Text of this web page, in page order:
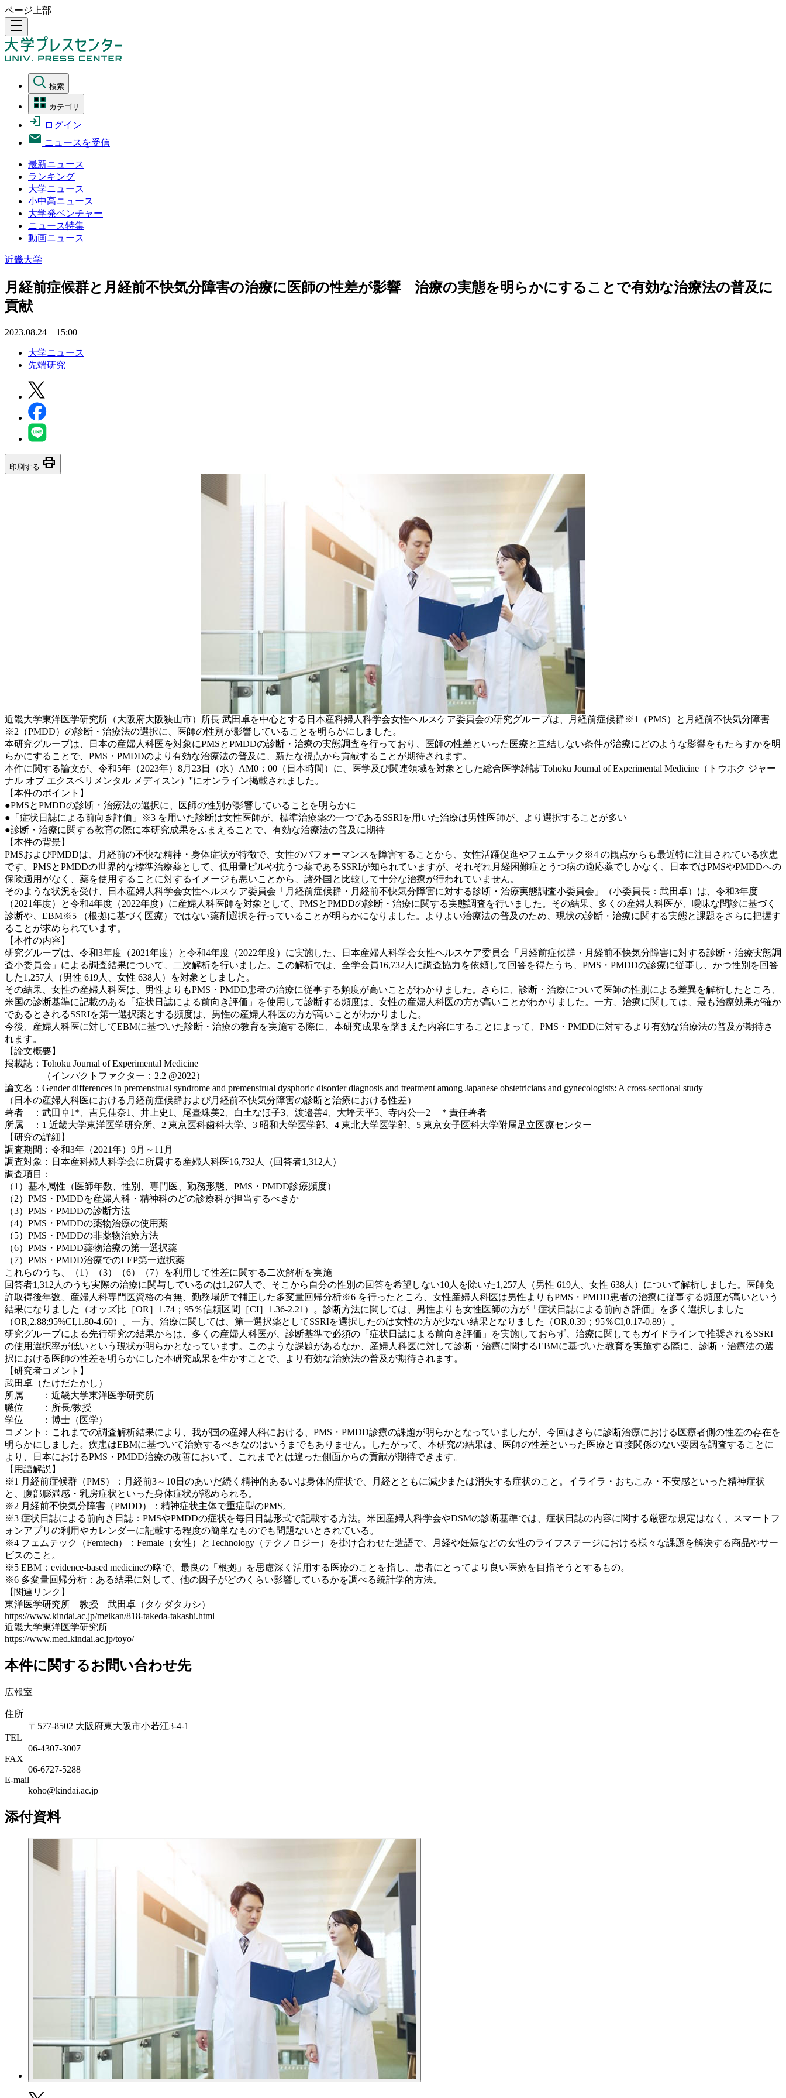
ページ上部
density_medium
検索
カテゴリ
ログイン
ニュースを受信
最新ニュース
ランキング
大学ニュース
小中高ニュース
大学発ベンチャー
ニュース特集
動画ニュース
近畿大学
月経前症候群と月経前不快気分障害の治療に医師の性差が影響 治療の実態を明らかにすることで有効な治療法の普及に
貢献
2023.08.24 15:00
大学ニュース
先端研究
印刷する print
近畿大学東洋医学研究所（大阪府大阪狭山市）所長 武田卓を中心とする日本産科婦人科学会女性ヘルスケア委員会の研究グループは、月経前症候群※1（PMS）と月経前不快気分障害
※2（PMDD）の診断・治療法の選択に、医師の性別が影響していることを明らかにしました。
本研究グループは、日本の産婦人科医を対象にPMSとPMDDの診断・治療の実態調査を行っており、医師の性差といった医療と直結しない条件が治療にどのような影響をもたらすかを明
らかにすることで、PMS・PMDDのより有効な治療法の普及に、新たな視点から貢献することが期待されます。
本件に関する論文が、令和5年（2023年）8月23日（水）AM0：00（日本時間）に、医学及び関連領域を対象とした総合医学雑誌''Tohoku Journal of Experimental Medicine（トウホク ジャー
ナル オブ エクスペリメンタル メディスン）''にオンライン掲載されました。
【本件のポイント】
●PMSとPMDDの診断・治療法の選択に、医師の性別が影響していることを明らかに
●「症状日誌による前向き評価」※3 を用いた診断は女性医師が、標準治療薬の一つであるSSRIを用いた治療は男性医師が、より選択することが多い
●診断・治療に関する教育の際に本研究成果をふまえることで、有効な治療法の普及に期待
【本件の背景】
PMSおよびPMDDは、月経前の不快な精神・身体症状が特徴で、女性のパフォーマンスを障害することから、女性活躍促進やフェムテック※4 の観点からも最近特に注目されている疾患
です。PMSとPMDDの世界的な標準治療薬として、低用量ピルや抗うつ薬であるSSRIが知られていますが、それぞれ月経困難症とうつ病の適応薬でしかなく、日本ではPMSやPMDDへの
保険適用がなく、薬を使用することに対するイメージも悪いことから、諸外国と比較して十分な治療が行われていません。
そのような状況を受け、日本産婦人科学会女性ヘルスケア委員会「月経前症候群・月経前不快気分障害に対する診断・治療実態調査小委員会」（小委員長：武田卓）は、令和3年度
（2021年度）と令和4年度（2022年度）に産婦人科医師を対象として、PMSとPMDDの診断・治療に関する実態調査を行いました。その結果、多くの産婦人科医が、曖昧な問診に基づく
診断や、EBM※5 （根拠に基づく医療）ではない薬剤選択を行っていることが明らかになりました。よりよい治療法の普及のため、現状の診断・治療に関する実態と課題をさらに把握す
ることが求められています。
【本件の内容】
研究グループは、令和3年度（2021年度）と令和4年度（2022年度）に実施した、日本産婦人科学会女性ヘルスケア委員会「月経前症候群・月経前不快気分障害に対する診断・治療実態調
査小委員会」による調査結果について、二次解析を行いました。この解析では、全学会員16,732人に調査協力を依頼して回答を得たうち、PMS・PMDDの診療に従事し、かつ性別を回答
した1,257人（男性 619人、女性 638人）を対象としました。
その結果、女性の産婦人科医は、男性よりもPMS・PMDD患者の治療に従事する頻度が高いことがわかりました。さらに、診断・治療について医師の性別による差異を解析したところ、
米国の診断基準に記載のある「症状日誌による前向き評価」を使用して診断する頻度は、女性の産婦人科医の方が高いことがわかりました。一方、治療に関しては、最も治療効果が確か
であるとされるSSRIを第一選択薬とする頻度は、男性の産婦人科医の方が高いことがわかりました。
今後、産婦人科医に対してEBMに基づいた診断・治療の教育を実施する際に、本研究成果を踏まえた内容にすることによって、PMS・PMDDに対するより有効な治療法の普及が期待さ
れます。
【論文概要】
掲載誌：Tohoku Journal of Experimental Medicine
（インパクトファクター：2.2 @2022）
論文名：Gender differences in premenstrual syndrome and premenstrual dysphoric disorder diagnosis and treatment among Japanese obstetricians and gynecologists: A cross-sectional study
（日本の産婦人科医における月経前症候群および月経前不快気分障害の診断と治療における性差）
著者 ：武田卓1*、吉見佳奈1、井上史1、尾臺珠美2、白土なほ子3、渡邉善4、大坪天平5、寺内公一2 ＊責任著者
所属 ：1 近畿大学東洋医学研究所、2 東京医科歯科大学、3 昭和大学医学部、4 東北大学医学部、5 東京女子医科大学附属足立医療センター
【研究の詳細】
調査期間：令和3年（2021年）9月～11月
調査対象：日本産科婦人科学会に所属する産婦人科医16,732人（回答者1,312人）
調査項目：
（1）基本属性（医師年数、性別、専門医、勤務形態、PMS・PMDD診療頻度）
（2）PMS・PMDDを産婦人科・精神科のどの診療科が担当するべきか
（3）PMS・PMDDの診断方法
（4）PMS・PMDDの薬物治療の使用薬
（5）PMS・PMDDの非薬物治療方法
（6）PMS・PMDD薬物治療の第一選択薬
（7）PMS・PMDD治療でのLEP第一選択薬
これらのうち、（1）（3）（6）（7）を利用して性差に関する二次解析を実施
回答者1,312人のうち実際の治療に関与しているのは1,267人で、そこから自分の性別の回答を希望しない10人を除いた1,257人（男性 619人、女性 638人）について解析しました。医師免
許取得後年数、産婦人科専門医資格の有無、勤務場所で補正した多変量回帰分析※6 を行ったところ、女性産婦人科医は男性よりもPMS・PMDD患者の治療に従事する頻度が高いという
結果になりました（オッズ比［OR］1.74；95％信頼区間［CI］1.36-2.21）。診断方法に関しては、男性よりも女性医師の方が「症状日誌による前向き評価」を多く選択しました
（OR,2.88;95%CI,1.80-4.60）。一方、治療に関しては、第一選択薬としてSSRIを選択したのは女性の方が少ない結果となりました（OR,0.39；95％CI,0.17-0.89）。
研究グループによる先行研究の結果からは、多くの産婦人科医が、診断基準で必須の「症状日誌による前向き評価」を実施しておらず、治療に関してもガイドラインで推奨されるSSRI
の使用選択率が低いという現状が明らかとなっています。このような課題があるなか、産婦人科医に対して診断・治療に関するEBMに基づいた教育を実施する際に、診断・治療法の選
択における医師の性差を明らかにした本研究成果を生かすことで、より有効な治療法の普及が期待されます。
【研究者コメント】
武田卓（たけだたかし）
所属 ：近畿大学東洋医学研究所
職位 ：所長/教授
学位 ：博士（医学）
コメント：これまでの調査解析結果により、我が国の産婦人科における、PMS・PMDD診療の課題が明らかとなっていましたが、今回はさらに診断治療における医療者側の性差の存在を
明らかにしました。疾患はEBMに基づいて治療するべきなのはいうまでもありません。したがって、本研究の結果は、医師の性差といった医療と直接関係のない要因を調査することに
より、日本におけるPMS・PMDD治療の改善において、これまでとは違った側面からの貢献が期待できます。
【用語解説】
※1 月経前症候群（PMS）：月経前3～10日のあいだ続く精神的あるいは身体的症状で、月経とともに減少または消失する症状のこと。イライラ・おちこみ・不安感といった精神症状
と、腹部膨満感・乳房症状といった身体症状が認められる。
※2 月経前不快気分障害（PMDD）：精神症状主体で重症型のPMS。
※3 症状日誌による前向き日誌：PMSやPMDDの症状を毎日日誌形式で記載する方法。米国産婦人科学会やDSMの診断基準では、症状日誌の内容に関する厳密な規定はなく、スマートフ
ォンアプリの利用やカレンダーに記載する程度の簡単なものでも問題ないとされている。
※4 フェムテック（Femtech）：Female（女性）とTechnology（テクノロジー）を掛け合わせた造語で、月経や妊娠などの女性のライフステージにおける様々な課題を解決する商品やサー
ビスのこと。
※5 EBM：evidence-based medicineの略で、最良の「根拠」を思慮深く活用する医療のことを指し、患者にとってより良い医療を目指そうとするもの。
※6 多変量回帰分析：ある結果に対して、他の因子がどのくらい影響しているかを調べる統計学的方法。
【関連リンク】
東洋医学研究所 教授 武田卓（タケダタカシ）
https://www.kindai.ac.jp/meikan/818-takeda-takashi.html
近畿大学東洋医学研究所
https://www.med.kindai.ac.jp/toyo/
本件に関するお問い合わせ先
広報室
住所
〒577-8502 大阪府東大阪市小若江3-4-1
TEL
06‐4307‐3007
FAX
06‐6727‐5288
E-mail
koho@kindai.ac.jp
添付資料